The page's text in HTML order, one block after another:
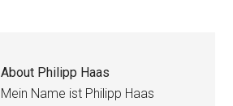
About Philipp Haas
Mein Name ist Philipp Haas